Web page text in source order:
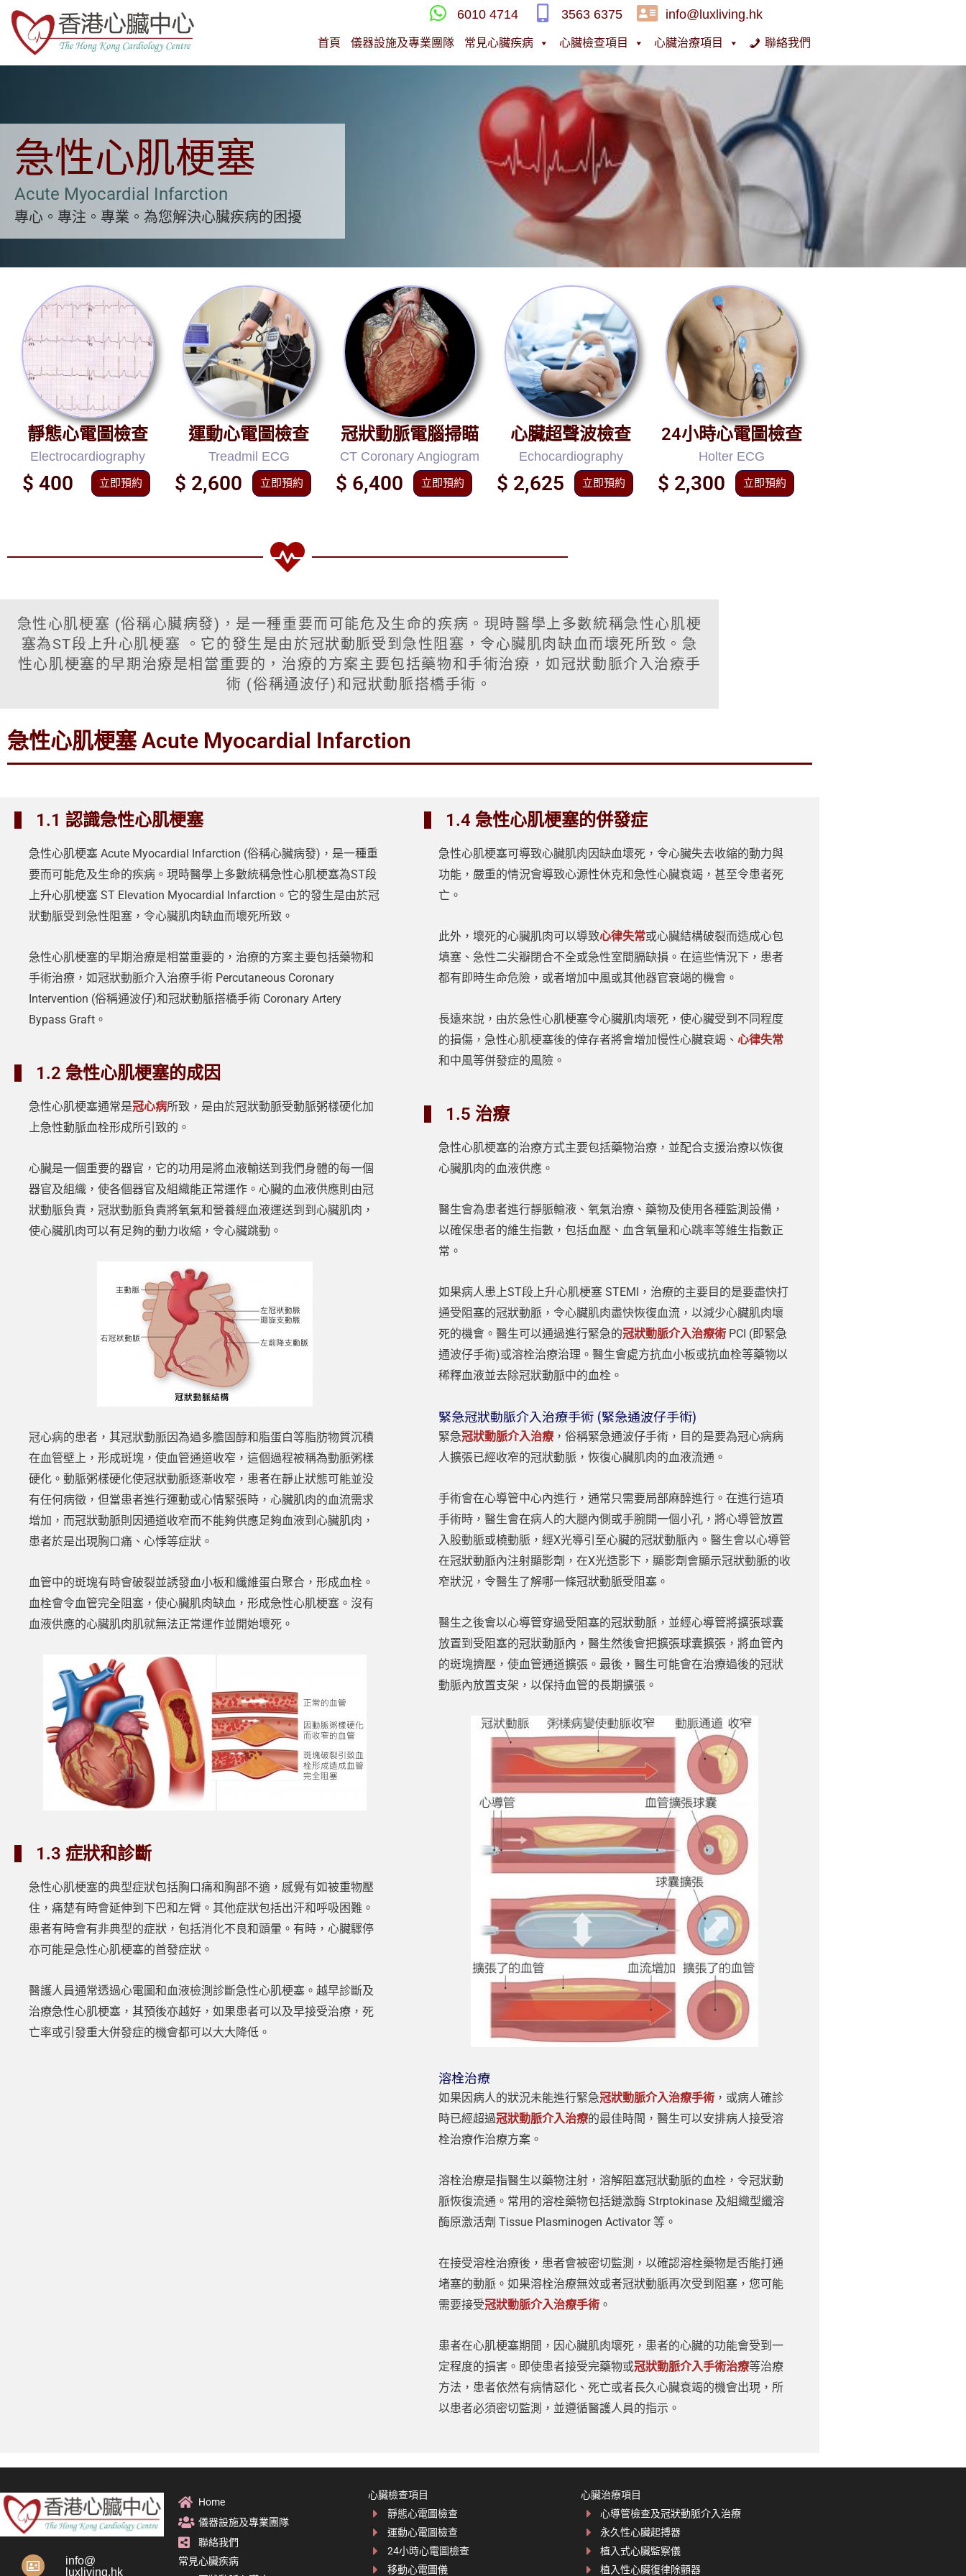
6010 4714 3563 6375 info@luxliving.hk
首頁 儀器設施及專業團隊 常見心臟疾病 心臟檢查項目 心臟治療項目 聯絡我們
急性心肌梗塞
Acute Myocardial Infarction
專心。專注。專業。為您解決心臟疾病的困擾
靜態心電圖檢查
Electrocardiography
$ 400 立即預約
運動心電圖檢查
Treadmil ECG
$ 2,600 立即預約
冠狀動脈電腦掃瞄
CT Coronary Angiogram
$ 6,400 立即預約
心臟超聲波檢查
Echocardiography
$ 2,625 立即預約
24小時心電圖檢查
Holter ECG
$ 2,300 立即預約
急性心肌梗塞 (俗稱心臟病發)，是一種重要而可能危及生命的疾病。現時醫學上多數統稱急性心肌梗
塞為ST段上升心肌梗塞 。它的發生是由於冠狀動脈受到急性阻塞，令心臟肌肉缺血而壞死所致。急
性心肌梗塞的早期治療是相當重要的，治療的方案主要包括藥物和手術治療，如冠狀動脈介入治療手
術 (俗稱通波仔)和冠狀動脈搭橋手術。
急性心肌梗塞 Acute Myocardial Infarction
1.1 認識急性心肌梗塞
急性心肌梗塞 Acute Myocardial Infarction (俗稱心臟病發)，是一種重
要而可能危及生命的疾病。現時醫學上多數統稱急性心肌梗塞為ST段
上升心肌梗塞 ST Elevation Myocardial Infarction。它的發生是由於冠
狀動脈受到急性阻塞，令心臟肌肉缺血而壞死所致。
急性心肌梗塞的早期治療是相當重要的，治療的方案主要包括藥物和
手術治療，如冠狀動脈介入治療手術 Percutaneous Coronary
Intervention (俗稱通波仔)和冠狀動脈搭橋手術 Coronary Artery
Bypass Graft。
1.2 急性心肌梗塞的成因
急性心肌梗塞通常是冠心病所致，是由於冠狀動脈受動脈粥樣硬化加
上急性動脈血栓形成所引致的。
心臟是一個重要的器官，它的功用是將血液輸送到我們身體的每一個
器官及組織，使各個器官及組織能正常運作。心臟的血液供應則由冠
狀動脈負責，冠狀動脈負責將氧氣和營養經血液運送到到心臟肌肉，
使心臟肌肉可以有足夠的動力收縮，令心臟跳動。
冠心病的患者，其冠狀動脈因為過多膽固醇和脂蛋白等脂肪物質沉積
在血管壁上，形成斑塊，使血管通道收窄，這個過程被稱為動脈粥樣
硬化。動脈粥樣硬化使冠狀動脈逐漸收窄，患者在靜止狀態可能並没
有任何病徵，但當患者進行運動或心情緊張時，心臟肌肉的血流需求
增加，而冠狀動脈則因通道收窄而不能夠供應足夠血液到心臟肌肉，
患者於是出現胸口痛、心悸等症狀。
血管中的斑塊有時會破裂並誘發血小板和纖維蛋白聚合，形成血栓。
血栓會令血管完全阻塞，使心臟肌肉缺血，形成急性心肌梗塞。沒有
血液供應的心臟肌肉肌就無法正常運作並開始壞死。
1.3 症狀和診斷
急性心肌梗塞的典型症狀包括胸口痛和胸部不適，感覺有如被重物壓
住，痛楚有時會延伸到下巴和左臂。其他症狀包括出汗和呼吸困難。
患者有時會有非典型的症狀，包括消化不良和頭暈。有時，心臟驟停
亦可能是急性心肌梗塞的首發症狀。
醫護人員通常透過心電圖和血液檢測診斷急性心肌梗塞。越早診斷及
治療急性心肌梗塞，其預後亦越好，如果患者可以及早接受治療，死
亡率或引發重大併發症的機會都可以大大降低。
1.4 急性心肌梗塞的併發症
急性心肌梗塞可導致心臟肌肉因缺血壞死，令心臟失去收縮的動力與
功能，嚴重的情況會導致心源性休克和急性心臟衰竭，甚至令患者死
亡。
此外，壞死的心臟肌肉可以導致心律失常或心臟結構破裂而造成心包
填塞、急性二尖瓣閉合不全或急性室間膈缺損。在這些情況下，患者
都有即時生命危險，或者增加中風或其他器官衰竭的機會。
長遠來說，由於急性心肌梗塞令心臟肌肉壞死，使心臟受到不同程度
的損傷，急性心肌梗塞後的倖存者將會增加慢性心臟衰竭、 心律失常
和中風等併發症的風險。
1.5 治療
急性心肌梗塞的治療方式主要包括藥物治療，並配合支援治療以恢復
心臟肌肉的血液供應。
醫生會為患者進行靜脈輸液、氧氣治療、藥物及使用各種監測設備，
以確保患者的維生指數，包括血壓、血含氧量和心跳率等維生指數正
常。
如果病人患上ST段上升心肌梗塞 STEMI，治療的主要目的是要盡快打
通受阻塞的冠狀動脈，令心臟肌肉盡快恢復血流，以減少心臟肌肉壞
死的機會。醫生可以通過進行緊急的冠狀動脈介入治療術 PCI (即緊急
通波仔手術)或溶栓治療治理。醫生會處方抗血小板或抗血栓等藥物以
稀釋血液並去除冠狀動脈中的血栓。
緊急冠狀動脈介入治療手術 (緊急通波仔手術)
緊急冠狀動脈介入治療 ，俗稱緊急通波仔手術，目的是要為冠心病病
人擴張已經收窄的冠狀動脈，恢復心臟肌肉的血液流通。
手術會在心導管中心內進行，通常只需要局部麻醉進行。在進行這項
手術時，醫生會在病人的大腿內側或手腕開一個小孔，將心導管放置
入股動脈或橈動脈，經X光導引至心臟的冠狀動脈內。醫生會以心導管
在冠狀動脈內注射顯影劑，在X光造影下，顯影劑會顯示冠狀動脈的收
窄狀況，令醫生了解哪一條冠狀動脈受阻塞。
醫生之後會以心導管穿過受阻塞的冠狀動脈，並經心導管將擴張球囊
放置到受阻塞的冠狀動脈內，醫生然後會把擴張球囊擴張，將血管內
的斑塊擠壓，使血管通道擴張。最後，醫生可能會在治療過後的冠狀
動脈內放置支架，以保持血管的長期擴張。
溶栓治療
如果因病人的狀況未能進行緊急冠狀動脈介入治療手術 ，或病人確診
時已經超過冠狀動脈介入治療的最佳時間，醫生可以安排病人接受溶
栓治療作治療方案。
溶栓治療是指醫生以藥物注射，溶解阻塞冠狀動脈的血栓，令冠狀動
脈恢復流通。常用的溶栓藥物包括鏈激酶 Strptokinase 及組織型纖溶
酶原激活劑 Tissue Plasminogen Activator 等。
在接受溶栓治療後，患者會被密切監測，以確認溶栓藥物是否能打通
堵塞的動脈。如果溶栓治療無效或者冠狀動脈再次受到阻塞，您可能
需要接受冠狀動脈介入治療手術 。
患者在心肌梗塞期間，因心臟肌肉壞死，患者的心臟的功能會受到一
定程度的損害。即使患者接受完藥物或冠狀動脈介入手術治療等治療
方法，患者依然有病情惡化、死亡或者長久心臟衰竭的機會出現，所
以患者必須密切監測，並遵循醫護人員的指示。
info@
luxliving.hk
Home
儀器設施及專業團隊
聯絡我們
常見心臟疾病
心臟檢查項目
靜態心電圖檢查
運動心電圖檢查
24小時心電圖檢查
移動心電圖儀
心臟治療項目
心導管檢查及冠狀動脈介入治療
永久性心臟起搏器
植入式心臟監察儀
植入性心臟復律除顫器